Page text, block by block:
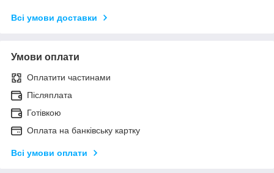
Всі умови доставки
Умови оплати
Оплатити частинами
Післяплата
Готівкою
Оплата на банківську картку
Всі умови оплати